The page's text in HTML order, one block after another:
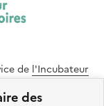
des
de l'Incubateur
de ce site web